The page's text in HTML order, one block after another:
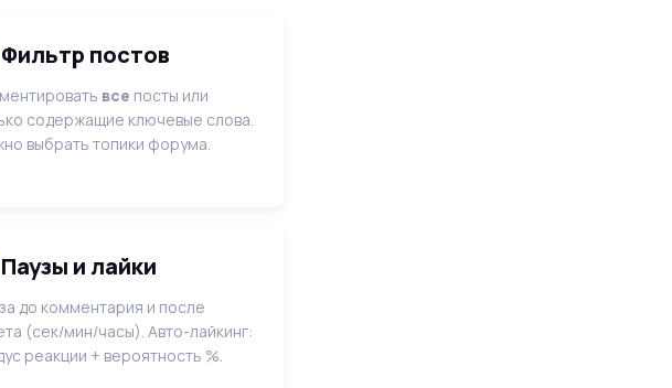
Фильтр постов
все посты или
содержащие ключевые слова.
выбрать топики форума.
Паузы и лайки
до комментария и после
(сек/мин/часы). Авто-лайкинг:
реакции + вероятность %.